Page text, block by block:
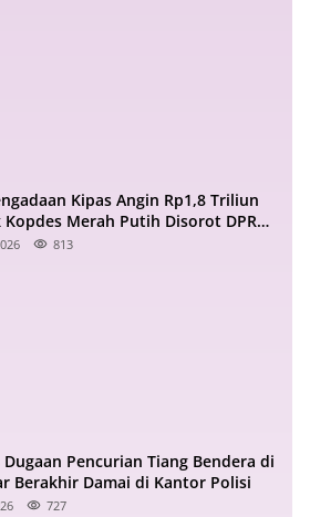
Kipas Angin Rp1,8 Triliun
Merah Putih Disorot DPR
813
Dugaan Pencurian Tiang Bendera di
Berakhir Damai di Kantor Polisi
727